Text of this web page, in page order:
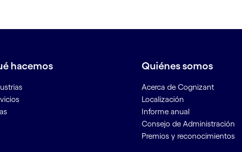
hacemos Quiénes somos
Acerca de Cognizant
Localización
Informe anual
Consejo de Administración
Premios y reconocimientos